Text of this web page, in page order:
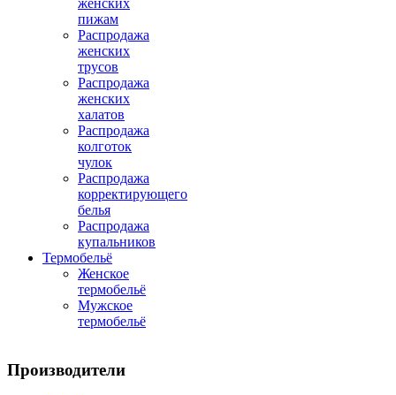
женских
пижам
Распродажа
женских
трусов
Распродажа
женских
халатов
Распродажа
колготок
чулок
Распродажа
корректирующего
белья
Распродажа
купальников
Термобельё
Женское
термобельё
Мужское
термобельё
Производители